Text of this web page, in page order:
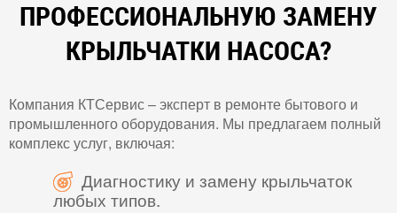
ПРОФЕССИОНАЛЬНУЮ ЗАМЕНУ
КРЫЛЬЧАТКИ НАСОСА?
Компания КТСервис – эксперт в ремонте бытового и
промышленного оборудования. Мы предлагаем полный
комплекс услуг, включая:
Диагностику и замену крыльчаток
любых типов.